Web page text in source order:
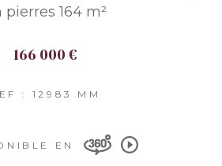
pierres 164 m²
166 000 €
: 12983 MM
EN